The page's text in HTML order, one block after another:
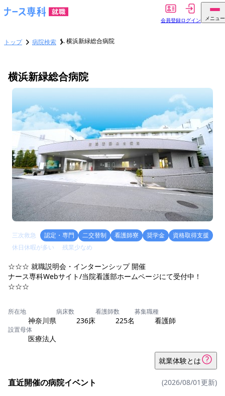
会員登録ログイン メニュー
トップ 病院検索 横浜新緑総合病院
横浜新緑総合病院
三次救急 認定・専門 二交替制 看護師寮 奨学金
資格取得支援
休日休暇が多い
残業少なめ
☆☆☆ 就職説明会・インターンシップ 開催
ナース専科Webサイト/当院看護部ホームページにて受付中！
☆☆☆
所在地
神奈川県
病床数
236床
看護師数
225名
募集職種
看護師
設置母体
医療法人
就業体験とは
直近開催の病院イベント (2026/08/01更新)